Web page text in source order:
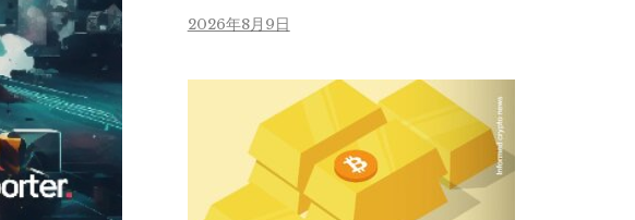
2026年8月9日